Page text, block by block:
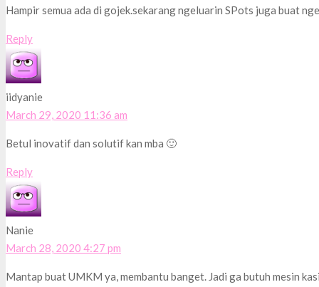
Hampir semua ada di gojek.sekarang ngeluarin SPots juga buat
Reply
iidyanie
March 29, 2020 11:36 am
Betul inovatif dan solutif kan mba 🙂
Reply
Nanie
March 28, 2020 4:27 pm
Mantap buat UMKM ya, membantu banget. Jadi ga butuh mesin